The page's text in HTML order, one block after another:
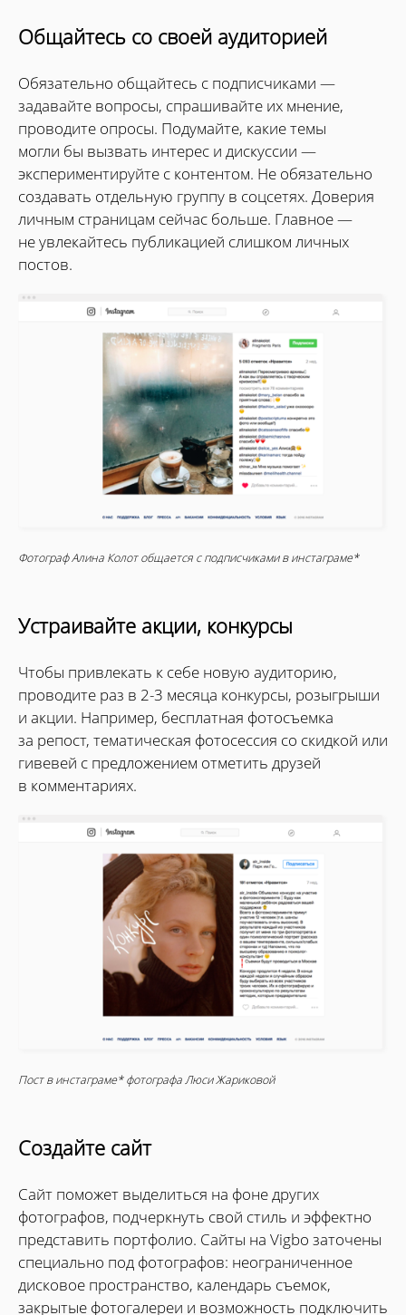
Общайтесь со своей аудиторией
Обязательно общайтесь с подписчиками —
задавайте вопросы, спрашивайте их мнение,
проводите опросы. Подумайте, какие темы
могли бы вызвать интерес и дискуссии —
экспериментируйте с контентом. Не обязательно
создавать отдельную группу в соцсетях. Доверия
личным страницам сейчас больше. Главное —
не увлекайтесь публикацией слишком личных
постов.
Фотограф Алина Колот общается с подписчиками в инстаграме*
Устраивайте акции, конкурсы
Чтобы привлекать к себе новую аудиторию,
проводите раз в 2-3 месяца конкурсы, розыгрыши
и акции. Например, бесплатная фотосъемка
за репост, тематическая фотосессия со скидкой или
гивевей с предложением отметить друзей
в комментариях.
Пост в инстаграме* фотографа Люси Жариковой
Создайте сайт
Сайт поможет выделиться на фоне других
фотографов, подчеркнуть свой стиль и эффектно
представить портфолио. Сайты на Vigbo заточены
специально под фотографов: неограниченное
дисковое пространство, календарь съемок,
закрытые фотогалереи и возможность подключить